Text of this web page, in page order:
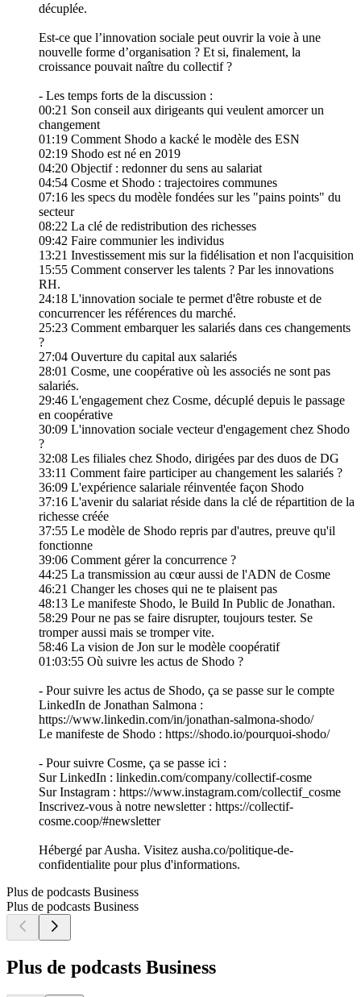
décuplée.
Est-ce que l’innovation sociale peut ouvrir la voie à une
nouvelle forme d’organisation ? Et si, finalement, la
croissance pouvait naître du collectif ?
- Les temps forts de la discussion :
00:21 Son conseil aux dirigeants qui veulent amorcer un
changement
01:19 Comment Shodo a kacké le modèle des ESN
02:19 Shodo est né en 2019
04:20 Objectif : redonner du sens au salariat
04:54 Cosme et Shodo : trajectoires communes
07:16 les specs du modèle fondées sur les "pains points" du
secteur
08:22 La clé de redistribution des richesses
09:42 Faire communier les individus
13:21 Investissement mis sur la fidélisation et non l'acquisition
15:55 Comment conserver les talents ? Par les innovations
RH.
24:18 L'innovation sociale te permet d'être robuste et de
concurrencer les références du marché.
25:23 Comment embarquer les salariés dans ces changements
?
27:04 Ouverture du capital aux salariés
28:01 Cosme, une coopérative où les associés ne sont pas
salariés.
29:46 L'engagement chez Cosme, décuplé depuis le passage
en coopérative
30:09 L'innovation sociale vecteur d'engagement chez Shodo
?
32:08 Les filiales chez Shodo, dirigées par des duos de DG
33:11 Comment faire participer au changement les salariés ?
36:09 L'expérience salariale réinventée façon Shodo
37:16 L'avenir du salariat réside dans la clé de répartition de la
richesse créée
37:55 Le modèle de Shodo repris par d'autres, preuve qu'il
fonctionne
39:06 Comment gérer la concurrence ?
44:25 La transmission au cœur aussi de l'ADN de Cosme
46:21 Changer les choses qui ne te plaisent pas
48:13 Le manifeste Shodo, le Build In Public de Jonathan.
58:29 Pour ne pas se faire disrupter, toujours tester. Se
tromper aussi mais se tromper vite.
58:46 La vision de Jon sur le modèle coopératif
01:03:55 Où suivre les actus de Shodo ?
- Pour suivre les actus de Shodo, ça se passe sur le compte
LinkedIn de Jonathan Salmona :
https://www.linkedin.com/in/jonathan-salmona-shodo/
Le manifeste de Shodo : https://shodo.io/pourquoi-shodo/
- Pour suivre Cosme, ça se passe ici :
Sur LinkedIn : linkedin.com/company/collectif-cosme
Sur Instagram : https://www.instagram.com/collectif_cosme
Inscrivez-vous à notre newsletter : https://collectif-
cosme.coop/#newsletter
Hébergé par Ausha. Visitez ausha.co/politique-de-
confidentialite pour plus d'informations.
Plus de podcasts Business
Plus de podcasts Business
Plus de podcasts Business